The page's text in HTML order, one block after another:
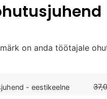
on anda töötajale
- eestikeelne